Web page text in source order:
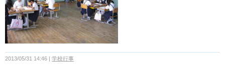
2013/05/31 14:46 学校行事